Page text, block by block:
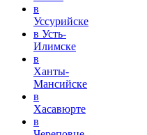
в
Уссурийске
в Усть-
Илимске
в
Ханты-
Мансийске
в
Хасавюрте
в